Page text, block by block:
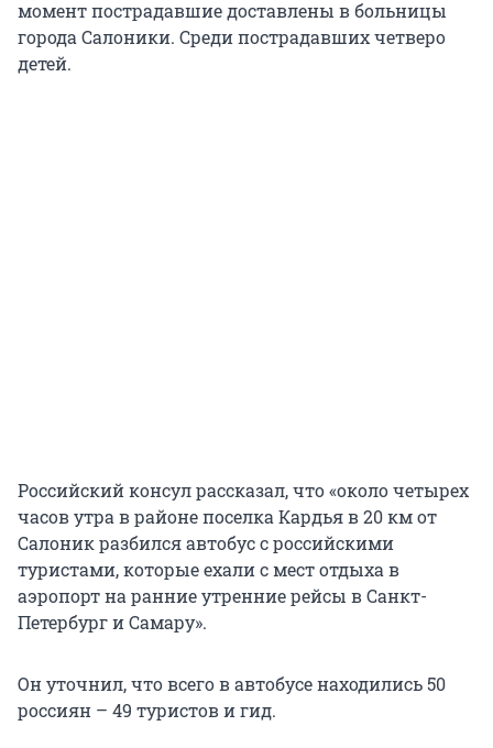
момент пострадавшие доставлены в больницы
города Салоники. Среди пострадавших четверо
детей.
Российский консул рассказал, что «около четырех
часов утра в районе поселка Кардья в 20 км от
Салоник разбился автобус с российскими
туристами, которые ехали с мест отдыха в
аэропорт на ранние утренние рейсы в Санкт-
Петербург и Самару».
Он уточнил, что всего в автобусе находились 50
россиян – 49 туристов и гид.